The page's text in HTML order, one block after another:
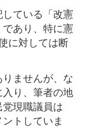
ている「改憲
あり、特に憲
に対しては断
ませんが、な
り、筆者の地
現職議員は
トしていま